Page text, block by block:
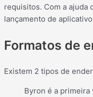
requisitos. Com a ajuda
lançamento de
Formatos de
Existem 2 tipos de
Byron é a primeira